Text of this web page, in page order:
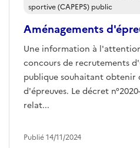
Aménagements
Une information à
concours de recrutements
publique souhaitant obtenir
d'épreuves. Le décret
relat...
sportive (CAPEPS) public
Publié 14/11/2024